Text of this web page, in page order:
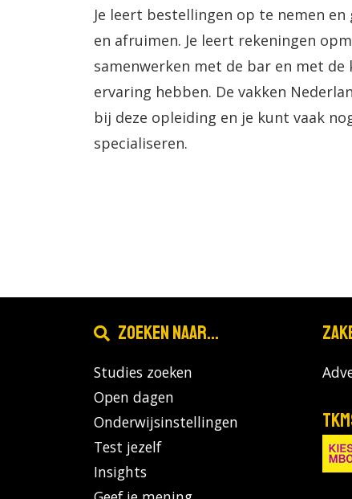
Je leert bestellingen op te nemen
en afruimen. Je leert rekeningen
samenwerken met de bar en met
ervaring hebben. De vakken
bij deze opleiding en je kunt vaak
specialiseren.
Zoeken naar...
Studies zoeken
Open dagen
Onderwijsinstellingen
Test jezelf
Insights